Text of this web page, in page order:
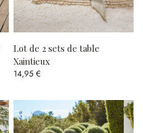
Lot de 2 sets de table
Xaintieux
14,95 €